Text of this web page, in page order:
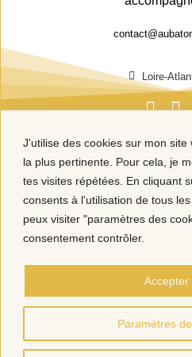
J'utilise des cookies sur mon
la plus pertinente. Pour cela, je
tes visites répétées. En cliquant
consents à l'utilisation de tous
peux visiter "paramètres des
consentement contrôler.
Paramètres
Accepter
Loire-